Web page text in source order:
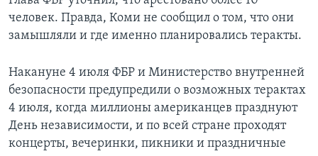
человек. Правда, Коми не сообщил о том, что они
замышляли и где именно планировались теракты.
Накануне 4 июля ФБР и Министерство внутренней
безопасности предупредили о возможных терактах
4 июля, когда миллионы американцев празднуют
День независимости, и по всей стране проходят
концерты, вечеринки, пикники и праздничные